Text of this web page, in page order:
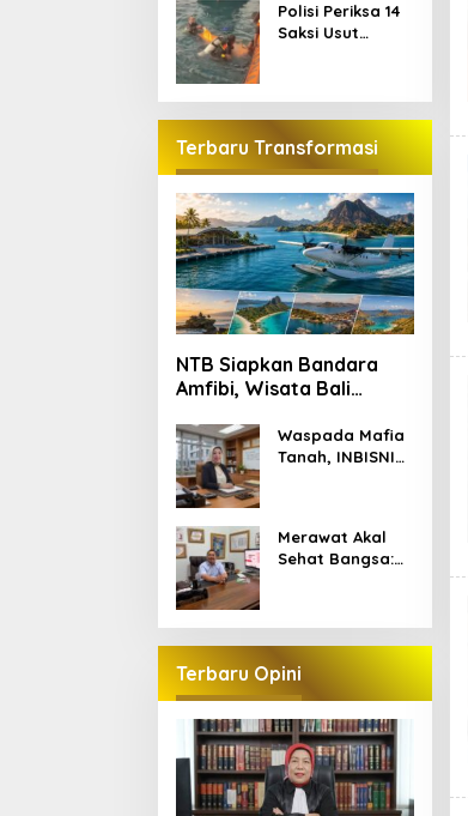
Polisi Periksa 14
Saksi Usut
Kelor
Terbaru Transformasi
NTB Siapkan Bandara
Amfibi, Wisata Bali
Terhubung
Waspada Mafia
Tanah, INBISNIS
Hukum Gratis di
Manggarai
Merawat Akal
Sehat Bangsa:
untuk Kritik yang
Berkelas
Terbaru Opini